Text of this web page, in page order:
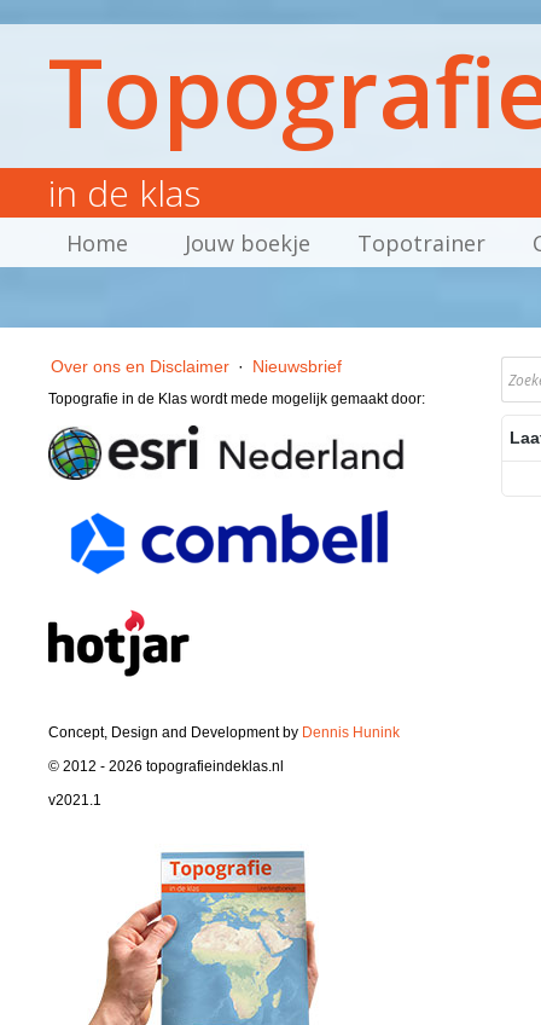
in de klas
Home Jouw boekje Topotrainer
Over ons en Disclaimer · Nieuwsbrief
Topografie in de Klas wordt mede mogelijk gemaakt door:
Concept, Design and Development by Dennis Hunink
© 2012 - 2026 topografieindeklas.nl
v2021.1